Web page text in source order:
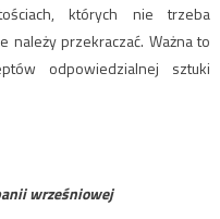
których nie trzeba
należy przekraczać. Ważna to
odpowiedzialnej sztuki
wrześniowej